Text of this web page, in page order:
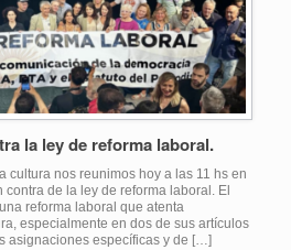
la ley de reforma laboral.
cultura nos reunimos hoy a las 11 hs en
contra de la ley de reforma laboral. El
reforma laboral que atenta
especialmente en dos de sus artículos
asignaciones específicas y de […]